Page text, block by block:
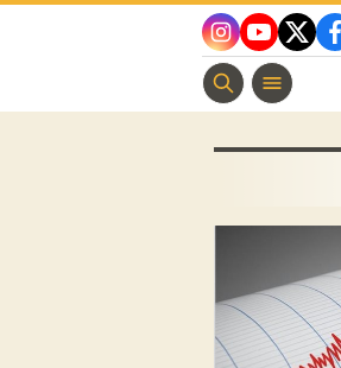
facebook
twitter
youtube
instagram
الفن منوعات مسيحية